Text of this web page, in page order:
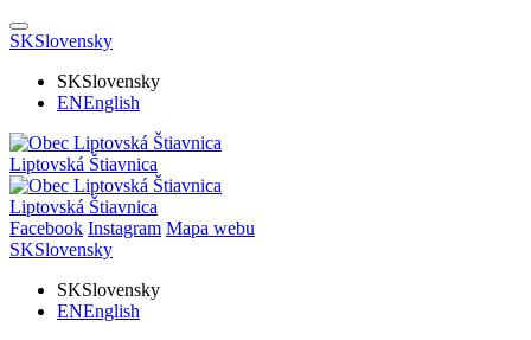
SKSlovensky
SKSlovensky
ENEnglish
Liptovská Štiavnica
Liptovská Štiavnica
Facebook Instagram Mapa webu
SKSlovensky
SKSlovensky
ENEnglish